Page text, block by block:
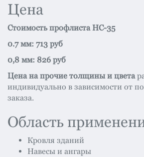
Цена
Стоимость профлиста НС-35
0.7 мм: 713 руб
0,8 мм: 826 руб
Цена на прочие толщины и цвета
индивидуально в зависимости от
заказа.
Область
Кровля зданий
Навесы и ангары